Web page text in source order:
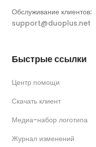
Обслуживание клиентов:
support@duoplus.net
Быстрые ссылки
Центр помощи
Скачать клиент
Медиа-набор логотипа
Журнал изменений